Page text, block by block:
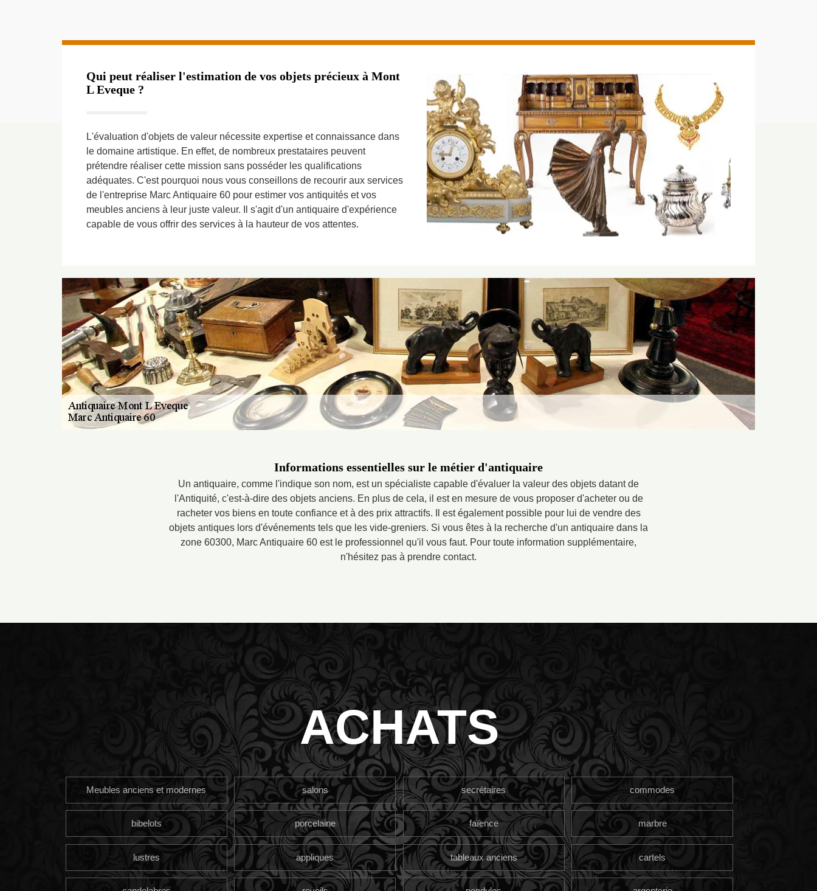
Qui peut réaliser l'estimation de vos objets précieux à Mont
L Eveque ?
L'évaluation d'objets de valeur nécessite expertise et connaissance dans
le domaine artistique. En effet, de nombreux prestataires peuvent
prétendre réaliser cette mission sans posséder les qualifications
adéquates. C'est pourquoi nous vous conseillons de recourir aux services
de l'entreprise Marc Antiquaire 60 pour estimer vos antiquités et vos
meubles anciens à leur juste valeur. Il s'agit d'un antiquaire d'expérience
capable de vous offrir des services à la hauteur de vos attentes.
Informations essentielles sur le métier d'antiquaire
Un antiquaire, comme l'indique son nom, est un spécialiste capable d'évaluer la valeur des objets datant de
l'Antiquité, c'est-à-dire des objets anciens. En plus de cela, il est en mesure de vous proposer d'acheter ou de
racheter vos biens en toute confiance et à des prix attractifs. Il est également possible pour lui de vendre des
objets antiques lors d'événements tels que les vide-greniers. Si vous êtes à la recherche d'un antiquaire dans la
zone 60300, Marc Antiquaire 60 est le professionnel qu'il vous faut. Pour toute information supplémentaire,
n'hésitez pas à prendre contact.
ACHATS
Meubles anciens et modernes salons secrétaires commodes
bibelots porcelaine faïence marbre
lustres appliques tableaux anciens cartels